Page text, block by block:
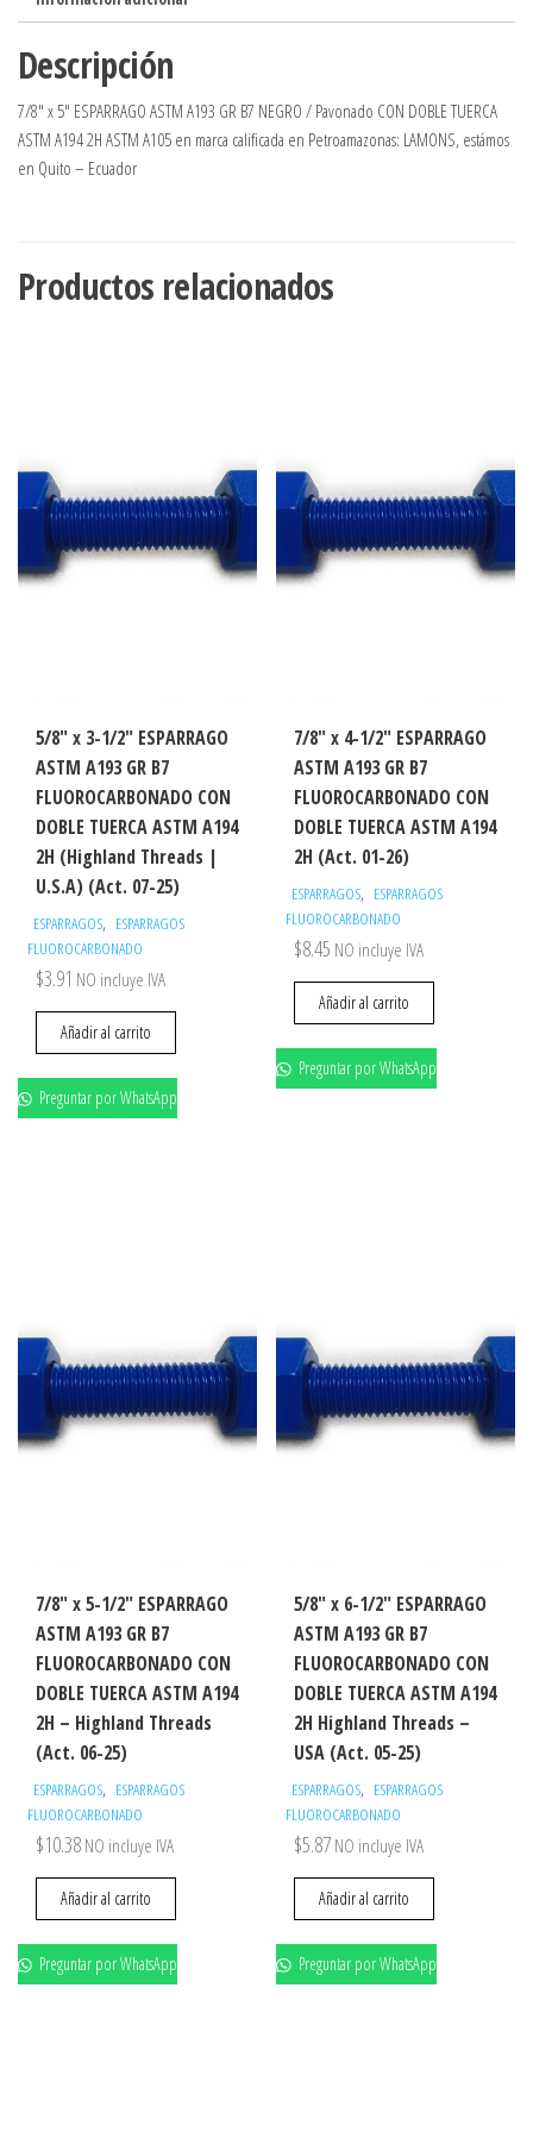
10-
cantidad
Descripción
7/8″ x 5″ ESPARRAGO ASTM A193 GR B7 NEGRO / Pavonado CON DOBLE TUERCA
ASTM A194 2H ASTM A105 en marca calificada en Petroamazonas: LAMONS, estámos
en Quito – Ecuador
Productos relacionados
5/8″ x 3-1/2″ ESPARRAGO
ASTM A193 GR B7
FLUOROCARBONADO CON
DOBLE TUERCA ASTM A194
2H (Highland Threads |
U.S.A) (Act. 07-25)
ESPARRAGOS, ESPARRAGOS
FLUOROCARBONADO
$3.91 NO incluye IVA
Añadir al carrito
Preguntar por WhatsApp
7/8″ x 4-1/2″ ESPARRAGO
ASTM A193 GR B7
FLUOROCARBONADO CON
DOBLE TUERCA ASTM A194
2H (Act. 01-26)
ESPARRAGOS, ESPARRAGOS
FLUOROCARBONADO
$8.45 NO incluye IVA
Añadir al carrito
Preguntar por WhatsApp
7/8″ x 5-1/2″ ESPARRAGO
ASTM A193 GR B7
FLUOROCARBONADO CON
DOBLE TUERCA ASTM A194
2H – Highland Threads
(Act. 06-25)
ESPARRAGOS, ESPARRAGOS
FLUOROCARBONADO
$10.38 NO incluye IVA
Añadir al carrito
Preguntar por WhatsApp
5/8″ x 6-1/2″ ESPARRAGO
ASTM A193 GR B7
FLUOROCARBONADO CON
DOBLE TUERCA ASTM A194
2H Highland Threads –
USA (Act. 05-25)
ESPARRAGOS, ESPARRAGOS
FLUOROCARBONADO
$5.87 NO incluye IVA
Añadir al carrito
Preguntar por WhatsApp